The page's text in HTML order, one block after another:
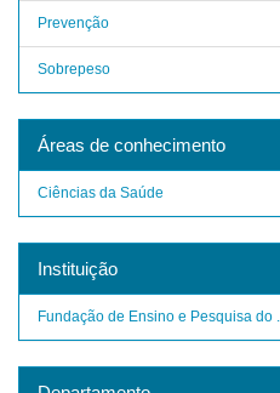
Prevenção
Sobrepeso
Áreas de conhecimento
Ciências da Saúde
Instituição
Fundação de Ensino e Pesquisa do ...